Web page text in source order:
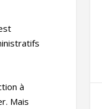
à
Mais